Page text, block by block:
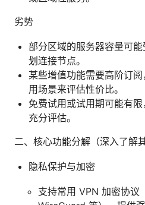
劣势
部分区域的服务器容量可
划连接节点。
某些增值功能需要高阶订
用场景来评估性价比。
免费试用或试用期可能有
充分评估。
二、核心功能分解（深入了解
隐私保护与加密
支持常用 VPN 加密协议